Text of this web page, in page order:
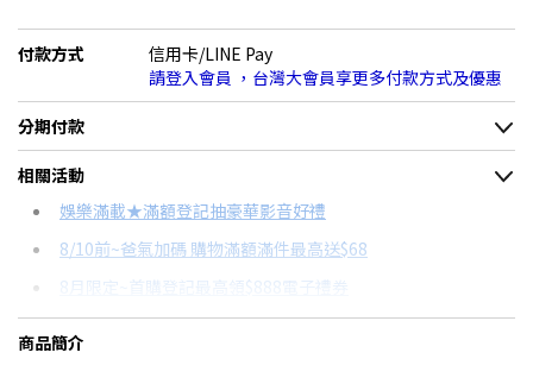
付款方式
信用卡/LINE Pay
請登入會員 ，台灣大會員享更多付款方式及優惠
分期付款
＊實際可分期數、適用利率，請以購物車顯示為主
信用卡分期
分期數 每期金額 配合銀行/業者
相關活動
娛樂滿載★滿額登記抽豪華影音好禮
8/10前~爸氣加碼 購物滿額滿件最高送$68
8月限定~首購登記最高領$888電子禮券
台灣大哥大Open Possible聯名卡滿額最高回饋25%
商品簡介